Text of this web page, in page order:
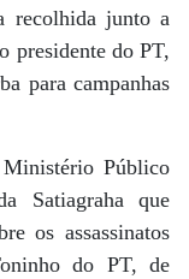
recolhida junto a
presidente do PT,
para campanhas
Público
Satiagraha que
os assassinatos
do PT, de